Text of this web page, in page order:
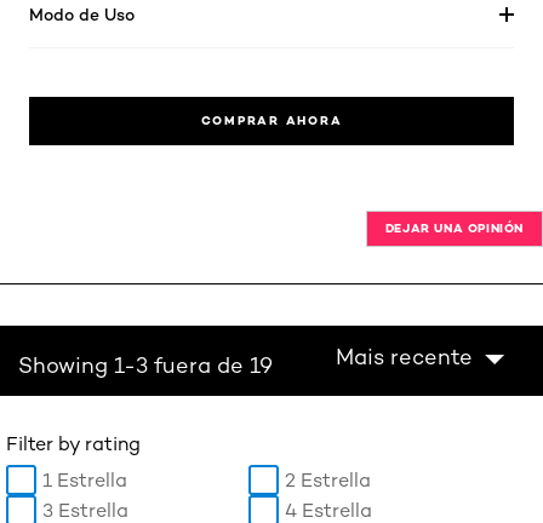
Modo de Uso
COMPRAR AHORA
DEJAR UNA OPINIÓN
Showing 1-3 fuera de 19 Mais recente
Filter by rating
1 Estrella
2 Estrella
3 Estrella
4 Estrella